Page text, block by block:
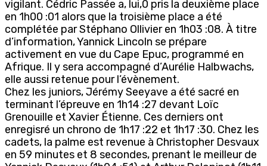
vigilant. Cédric Passée a, lui,0 pris la deuxième place
en 1h00 :01 alors que la troisième place a été
complétée par Stéphano Ollivier en 1h03 :08. À titre
d’information, Yannick Lincoln se prépare
activement en vue du Cape Epuc, programmé en
Afrique. Il y sera accompagné d’Aurélie Halbwachs,
elle aussi retenue pour l’évènement.
Chez les juniors, Jérémy Seeyave a été sacré en
terminant l’épreuve en 1h14 :27 devant Loïc
Grenouille et Xavier Étienne. Ces derniers ont
enregisré un chrono de 1h17 :22 et 1h17 :30. Chez les
cadets, la palme est revenue à Christopher Desvaux
en 59 minutes et 8 secondes, prenant le meilleur de